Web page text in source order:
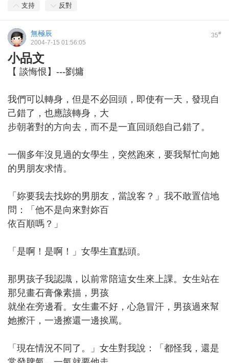
支持 反對
35#
無極辰
2004-7-15 01:56:05
小品文
【 談悔恨】---劉墉
我們可以轉身，但是不必回頭，即使有一天，發現自
己錯了，也應該轉身，大
步朝著對的方向去，而不是一直回頭怨自己錯了。
一個多年沒見過的女學生，突然跑來，要我幫忙向她
的男朋友求情。
「妳要我去找妳的男朋友，當說客？」我不敢置信地
問：「他不是向來對妳百
依百順嗎？」
「是啊！是啊！」女學生直點頭。
那男孩子我認識，以前常陪這女生來上課。女生站在
那兒畫石膏像素描，男孩
就坐在旁邊看。女生畫不好，心急冒汗，男孩過來幫
她擦汗，一邊擦還一邊挨罵。
「現在情況不同了。」女生對我說：「都怪我，還是